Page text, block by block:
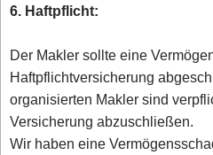
6. Haftpflicht:
Der Makler sollte eine
Haftpflichtversicherung
organisierten Makler sind
Versicherung abzuschließen.
Wir haben eine